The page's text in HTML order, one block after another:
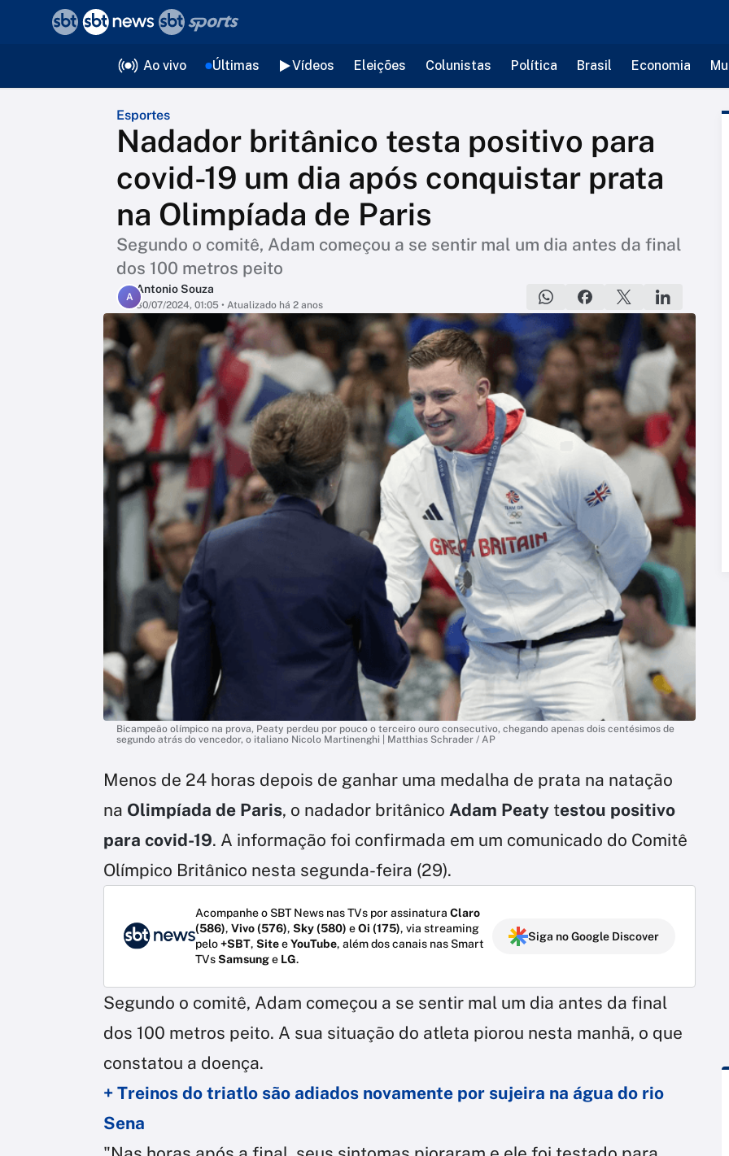
Ao vivo Últimas Vídeos Eleições Colunistas Política Brasil Economia
Esportes
Nadador britânico testa positivo para
covid-19 um dia após conquistar prata
na Olimpíada de Paris
Segundo o comitê, Adam começou a se sentir mal um dia antes da final
dos 100 metros peito
A
Antonio Souza
30/07/2024, 01:05 • Atualizado há 2 anos
Bicampeão olímpico na prova, Peaty perdeu por pouco o terceiro ouro consecutivo, chegando apenas dois centésimos de
segundo atrás do vencedor, o italiano Nicolo Martinenghi | Matthias Schrader / AP
Menos de 24 horas depois de ganhar uma medalha de prata na natação
na Olimpíada de Paris, o nadador britânico Adam Peaty testou positivo
para covid-19. A informação foi confirmada em um comunicado do Comitê
Olímpico Britânico nesta segunda-feira (29).
Acompanhe o SBT News nas TVs por assinatura Claro
(586), Vivo (576), Sky (580) eOi (175), via streaming
pelo+SBT, SiteeYouTube, além dos canais nas Smart
TVsSamsunge LG.
Siga no Google Discover
Segundo o comitê, Adam começou a se sentir mal um dia antes da final
dos 100 metros peito. A sua situação do atleta piorou nesta manhã, o que
constatou a doença.
+ Treinos do triatlo são adiados novamente por sujeira na água do rio
Sena
voltar
Editorias